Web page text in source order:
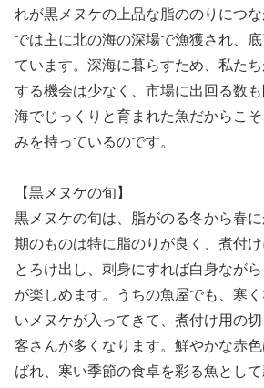
れが黒メヌケの上品な脂ののりにつ
では主に北の海の深場で漁獲され、
ています。深海に暮らすため、私た
する機会は少なく、市場に出回る数
海でじっくりと育まれた魚だからこ
みを持っているのです。
【黒メヌケの旬】
黒メヌケの旬は、脂がのる冬から春
期のものは特に脂のりが良く、煮付
とろけ出し、刺身にすれば白身なが
が楽しめます。うちの魚屋でも、寒
いメヌケが入ってきて、煮付け用の
客さんが多くなります。鮮やかな赤
ばれ、寒い季節の食卓を彩る魚として